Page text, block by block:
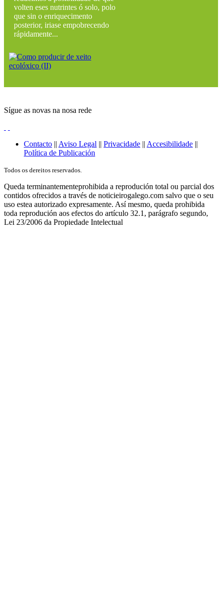
volten eses nutrintes ó solo, polo
que sin o enriquecimento
posterior, iriase empobrecendo
rápidamente...
Sígue as novas na nosa rede
Contacto || Aviso Legal || Privacidade || Accesibilidade ||
Política de Publicación
Todos os dereitos reservados.
Queda terminantementeprohibida a reprodución total ou parcial dos
contidos ofrecidos a través de noticieirogalego.com salvo que o seu
uso estea autorizado expresamente. Así mesmo, queda prohibida
toda reprodución aos efectos do artículo 32.1, parágrafo segundo,
Lei 23/2006 da Propiedade Intelectual